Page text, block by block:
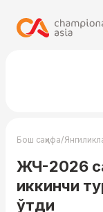
Бош саҳифа/
ЖЧ-2026
иккинчи
ўтди